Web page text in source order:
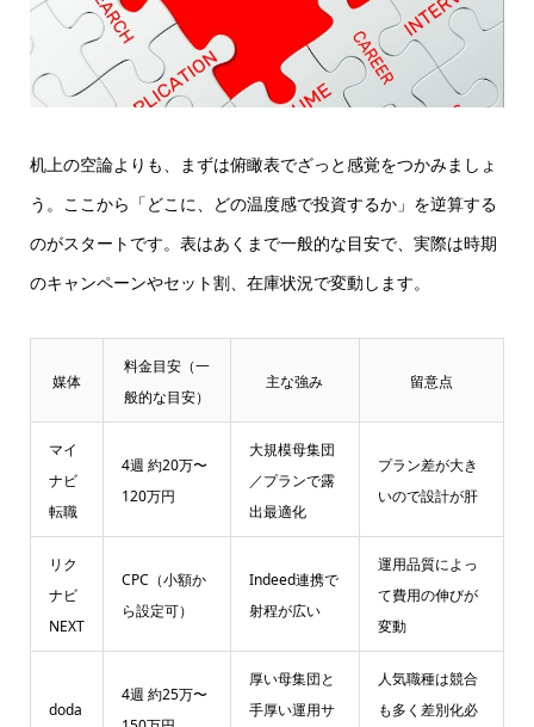
机上の空論よりも、まずは俯瞰表でざっと感覚をつかみましょ
う。ここから「どこに、どの温度感で投資するか」を逆算する
のがスタートです。表はあくまで一般的な目安で、実際は時期
のキャンペーンやセット割、在庫状況で変動します。
媒体
料金目安（一
般的な目安）
主な強み 留意点
マイ
ナビ
転職
4週 約20万〜
120万円
大規模母集団
／プランで露
出最適化
プラン差が大き
いので設計が肝
リク
ナビ
NEXT
CPC（小額か
ら設定可）
Indeed連携で
射程が広い
運用品質によっ
て費用の伸びが
変動
doda
4週 約25万〜
厚い母集団と
手厚い運用サ
人気職種は競合
も多く差別化必